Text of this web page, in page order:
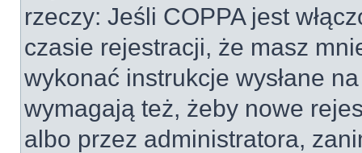
rzeczy: Jeśli COPPA jest
czasie rejestracji, że masz
wykonać instrukcje wysłane
wymagają też, żeby nowe
albo przez administratora,